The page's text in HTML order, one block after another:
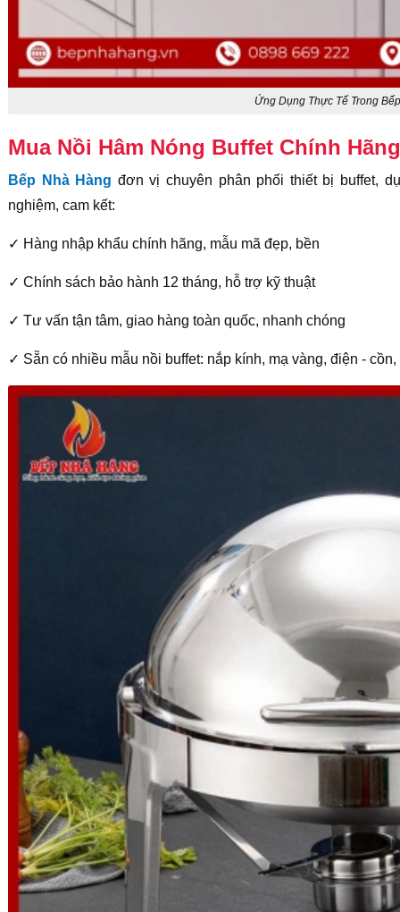
Ứng Dụng Thực Tế Trong
Mua Nồi Hâm Nóng Buffet Chính
Bếp Nhà Hàng đơn vị chuyên phân phối thiết bị buffet,
nghiệm, cam kết:
✓ Hàng nhập khẩu chính hãng, mẫu mã đẹp, bền
✓ Chính sách bảo hành 12 tháng, hỗ trợ kỹ thuật
✓ Tư vấn tận tâm, giao hàng toàn quốc, nhanh chóng
✓ Sẵn có nhiều mẫu nồi buffet: nắp kính, mạ vàng, điện - cồn,